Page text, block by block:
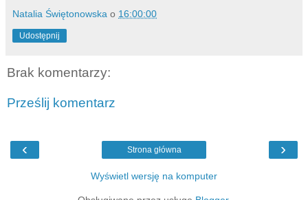
Natalia Świętonowska o 16:00:00
Udostępnij
Brak komentarzy:
Prześlij komentarz
‹ ›
Strona główna
Wyświetl wersję na komputer